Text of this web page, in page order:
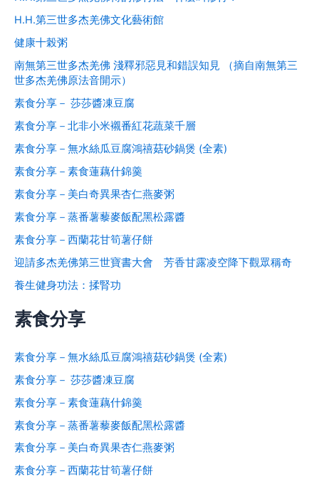
H.H.第三世多杰羌佛文化藝術館
健康十榖粥
南無第三世多杰羌佛 淺釋邪惡見和錯誤知見 （摘自南無第三
世多杰羌佛原法音開示）
素食分享－ 莎莎醬凍豆腐
素食分享－北非小米襯番紅花蔬菜千層
素食分享－無水絲瓜豆腐鴻禧菇砂鍋煲 (全素)
素食分享－素食蓮藕什錦羹
素食分享－美白奇異果杏仁燕麥粥
素食分享－蒸番薯藜麥飯配黑松露醬
素食分享－西蘭花甘筍薯仔餅
迎請多杰羌佛第三世寶書大會 芳香甘露凌空降下觀眾稱奇
養生健身功法：揉腎功
素食分享
素食分享－無水絲瓜豆腐鴻禧菇砂鍋煲 (全素)
素食分享－ 莎莎醬凍豆腐
素食分享－素食蓮藕什錦羹
素食分享－蒸番薯藜麥飯配黑松露醬
素食分享－美白奇異果杏仁燕麥粥
素食分享－西蘭花甘筍薯仔餅